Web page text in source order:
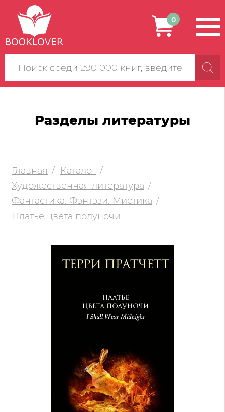
Поиск
по
сайту
0
Разделы литературы
Главная
Каталог
Художественная литература
Фантастика. Фэнтэзи. Мистика
Платье цвета полуночи